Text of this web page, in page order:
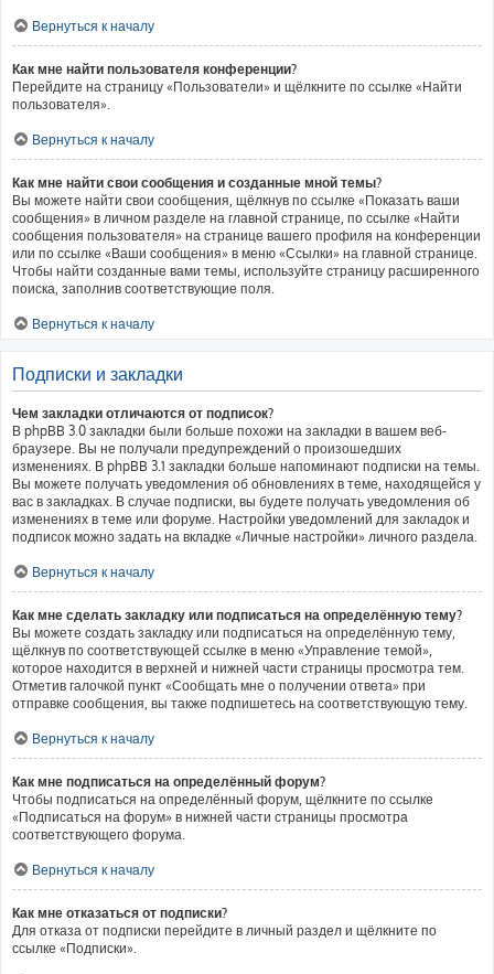
Вернуться к началу
Как мне найти пользователя конференции?
Перейдите на страницу «Пользователи» и щёлкните по ссылке «Найти
пользователя».
Вернуться к началу
Как мне найти свои сообщения и созданные мной темы?
Вы можете найти свои сообщения, щёлкнув по ссылке «Показать ваши
сообщения» в личном разделе на главной странице, по ссылке «Найти
сообщения пользователя» на странице вашего профиля на конференции
или по ссылке «Ваши сообщения» в меню «Ссылки» на главной странице.
Чтобы найти созданные вами темы, используйте страницу расширенного
поиска, заполнив соответствующие поля.
Вернуться к началу
Подписки и закладки
Чем закладки отличаются от подписок?
В phpBB 3.0 закладки были больше похожи на закладки в вашем веб-
браузере. Вы не получали предупреждений о произошедших
изменениях. В phpBB 3.1 закладки больше напоминают подписки на темы.
Вы можете получать уведомления об обновлениях в теме, находящейся у
вас в закладках. В случае подписки, вы будете получать уведомления об
изменениях в теме или форуме. Настройки уведомлений для закладок и
подписок можно задать на вкладке «Личные настройки» личного раздела.
Вернуться к началу
Как мне сделать закладку или подписаться на определённую тему?
Вы можете создать закладку или подписаться на определённую тему,
щёлкнув по соответствующей ссылке в меню «Управление темой»,
которое находится в верхней и нижней части страницы просмотра тем.
Отметив галочкой пункт «Сообщать мне о получении ответа» при
отправке сообщения, вы также подпишетесь на соответствующую тему.
Вернуться к началу
Как мне подписаться на определённый форум?
Чтобы подписаться на определённый форум, щёлкните по ссылке
«Подписаться на форум» в нижней части страницы просмотра
соответствующего форума.
Вернуться к началу
Как мне отказаться от подписки?
Для отказа от подписки перейдите в личный раздел и щёлкните по
ссылке «Подписки».